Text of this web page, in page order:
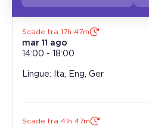
Scade tra 17h 47m
mar 11 ago
14:00 - 18:00
Lingue: Ita, Eng, Ger
Scade tra 41h 47m